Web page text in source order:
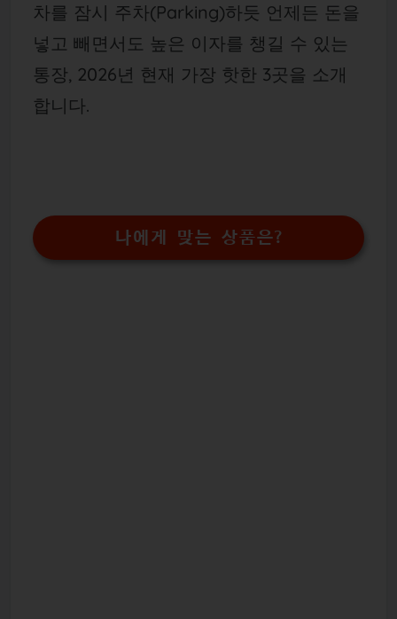
차를 잠시 주차(Parking)하듯 언제든 돈을
넣고 빼면서도 높은 이자를 챙길 수 있는
통장, 2026년 현재 가장 핫한 3곳을 소개
합니다.
나에게 맞는 상품은?